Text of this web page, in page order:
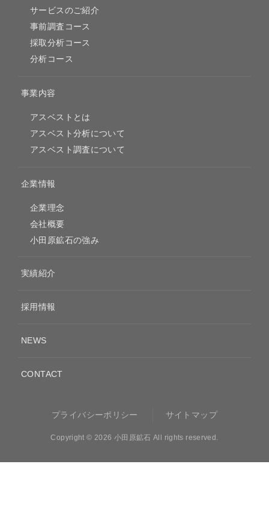
サービスのご紹介
事前調査コース
採取分析コース
分析コース
事業内容
アスベストとは
アスベスト分析について
アスベスト調査について
企業情報
企業理念
会社概要
小田原鉱石の強み
実績紹介
採用情報
NEWS
CONTACT
プライバシーポリシー サイトマップ
Copyright © 2026 小田原鉱石 All rights reserved.